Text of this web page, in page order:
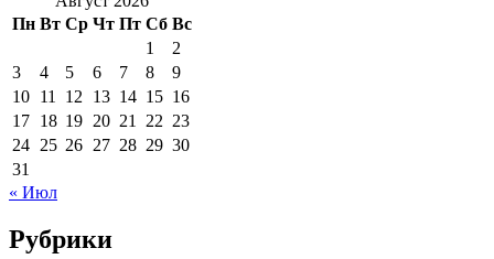
Пн Вт Ср Чт Пт Сб Вс
1
2
3
4 5 6 7 8
9
10 11 12 13 14 15 16
17 18 19 20 21 22 23
24 25 26 27 28 29 30
31
« Июл
Рубрики